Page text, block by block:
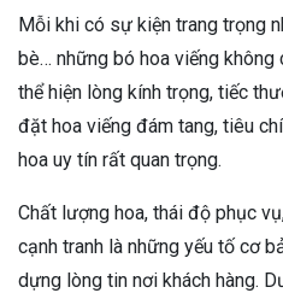
Mỗi khi có sự kiện trang trọng
bè… những bó hoa viếng không
thể hiện lòng kính trọng, tiếc
đặt hoa viếng đám tang, tiêu
hoa uy tín rất quan trọng.
Chất lượng hoa, thái độ phục
cạnh tranh là những yếu tố cơ
dựng lòng tin nơi khách hàng.